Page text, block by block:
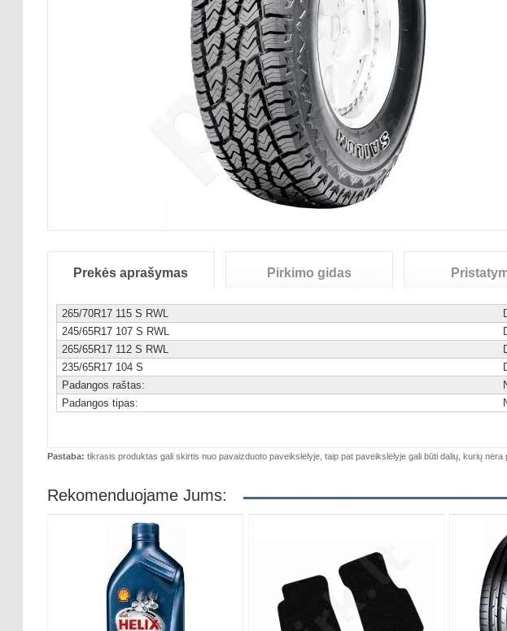
Prekės aprašymas Pirkimo gidas
265/70R17 115 S RWL
245/65R17 107 S RWL
265/65R17 112 S RWL
235/65R17 104 S
Padangos raštas:
Padangos tipas:
Pastaba: tikrasis produktas gali skirtis nuo pavaizduoto paveikslėlyje, taip pat paveikslėlyje gali būti dalių, kurių nėra
Rekomenduojame Jums: